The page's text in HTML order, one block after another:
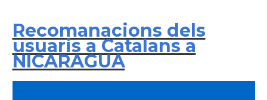
Recomanacions dels
usuaris a Catalans a
NICARAGUA